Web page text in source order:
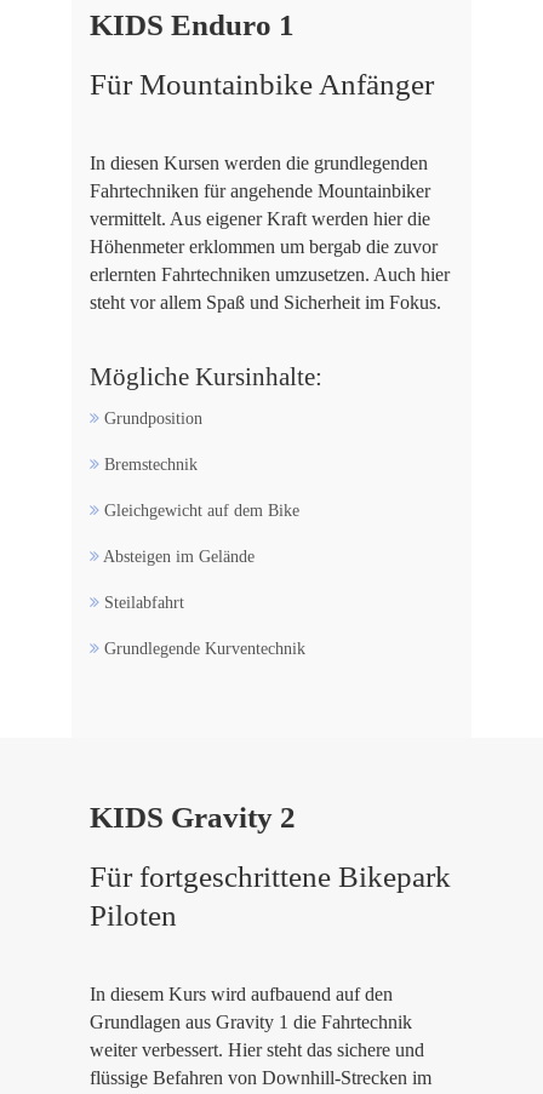
KIDS Enduro 1
Für Mountainbike Anfänger
In diesen Kursen werden die grundlegenden
Fahrtechniken für angehende Mountainbiker
vermittelt. Aus eigener Kraft werden hier die
Höhenmeter erklommen um bergab die zuvor
erlernten Fahrtechniken umzusetzen. Auch hier
steht vor allem Spaß und Sicherheit im Fokus.
Mögliche Kursinhalte:
Grundposition
Bremstechnik
Gleichgewicht auf dem Bike
Absteigen im Gelände
Steilabfahrt
Grundlegende Kurventechnik
KIDS Gravity 2
Für fortgeschrittene Bikepark
Piloten
In diesem Kurs wird aufbauend auf den
Grundlagen aus Gravity 1 die Fahrtechnik
weiter verbessert. Hier steht das sichere und
flüssige Befahren von Downhill-Strecken im